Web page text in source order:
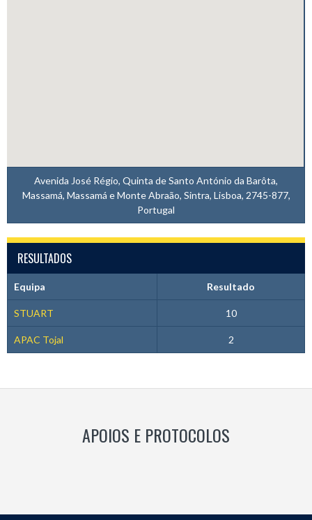
Avenida José Régio, Quinta de Santo António da Barôta,
Massamá, Massamá e Monte Abraão, Sintra, Lisboa, 2745-877,
Portugal
RESULTADOS
Equipa Resultado
STUART 10
APAC Tojal 2
APOIOS E PROTOCOLOS